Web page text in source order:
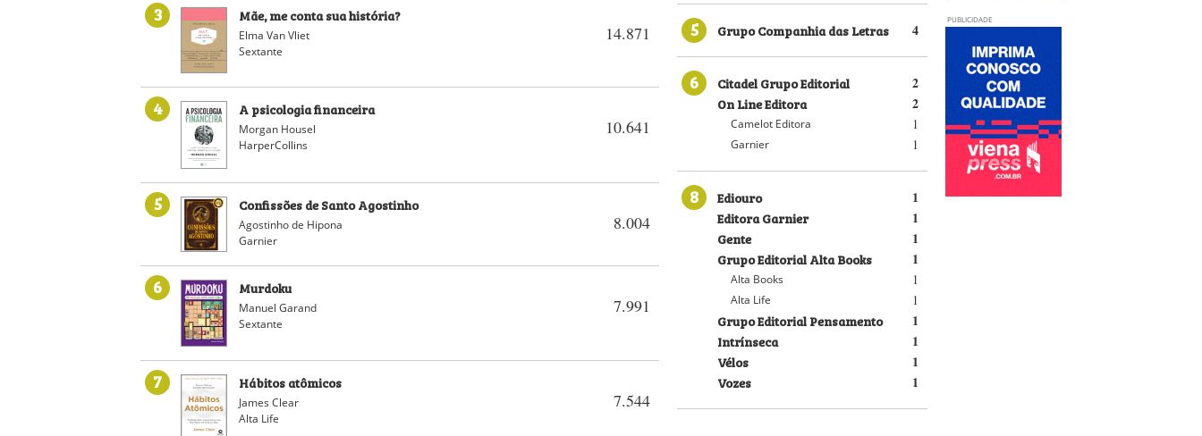
3
14.871
Mãe, me conta sua história?
Elma Van Vliet
Sextante
4
10.641
A psicologia financeira
Morgan Housel
HarperCollins
5
8.004
Confissões de Santo Agostinho
Agostinho de Hipona
Garnier
6
7.991
Murdoku
Manuel Garand
Sextante
7
7.544
Hábitos atômicos
James Clear
Alta Life
5 4
Grupo Companhia das Letras
6 2
Citadel Grupo Editorial
2
On Line Editora
1
Camelot Editora
1
Garnier
8 1
Ediouro
1
Editora Garnier
1
Gente
1
Grupo Editorial Alta Books
1
Alta Books
1
Alta Life
1
Grupo Editorial Pensamento
1
Intrínseca
1
Vélos
1
Vozes
PUBLICIDADE